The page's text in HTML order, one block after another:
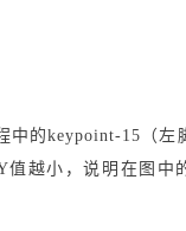
中的keypoint-15（左
值越小，说明在图中